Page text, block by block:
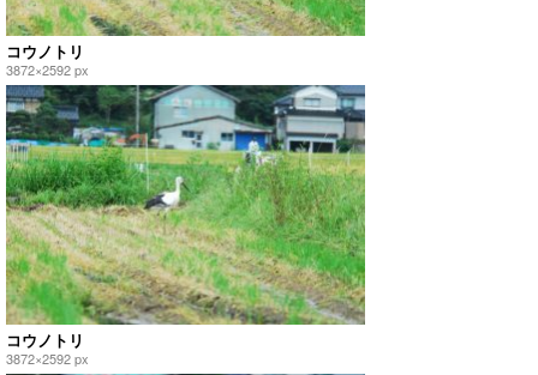
コウノトリ
3872×2592 px
コウノトリ
3872×2592 px